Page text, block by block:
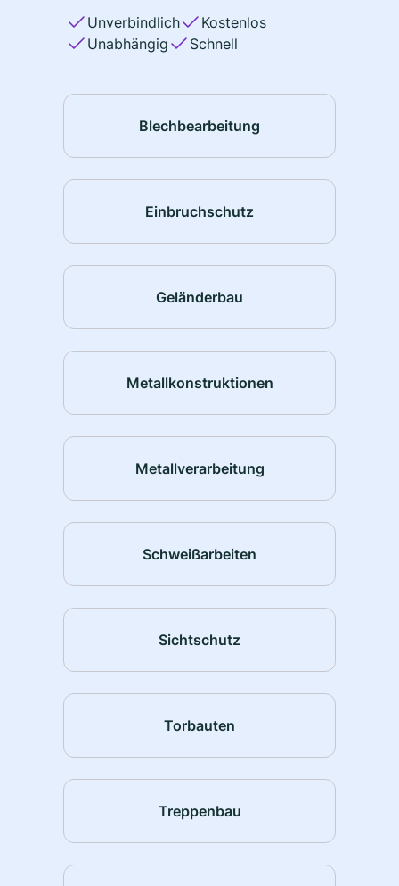
Unverbindlich
Kostenlos
Unabhängig
Schnell
Blechbearbeitung
Einbruchschutz
Geländerbau
Metallkonstruktionen
Metallverarbeitung
Schweißarbeiten
Sichtschutz
Torbauten
Treppenbau